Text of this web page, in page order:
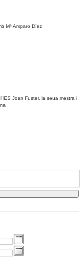
Mª Amparo Díez
Joan Fuster, la seua mestra i